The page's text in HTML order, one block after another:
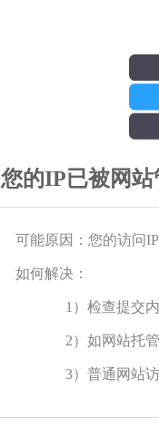
您的IP已被网
可能原因：您的访问
如何解决：
1）检查提交
2）如网站托
3）普通网站